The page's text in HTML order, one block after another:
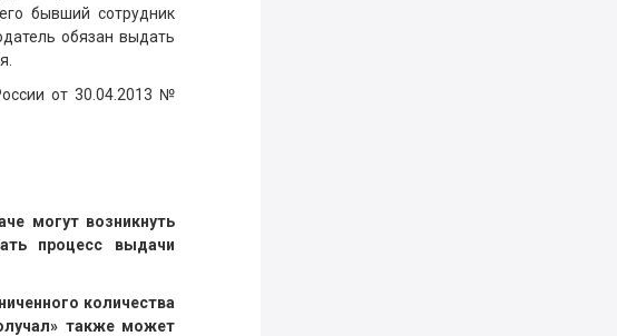
бывший сотрудник
обязан выдать
от 30.04.2013 №
могут возникнуть
процесс выдачи
количества
также может